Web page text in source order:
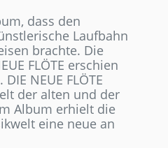
dass den
Laufbahn
brachte. Die
FLÖTE erschien
NEUE FLÖTE
der alten und der
Album erhielt die
eine neue an